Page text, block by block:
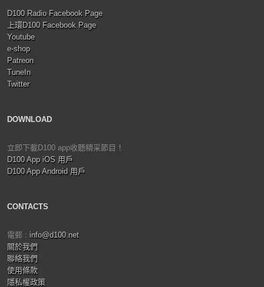
D100 Radio Facebook Page
上環D100 Facebook Page
Youtube
e-shop
Patreon
TuneIn
Twitter
DOWNLOAD
立即下載D100 app收聽精采節目！
D100 App iOS 用戶
D100 App Android 用戶
CONTACTS
電郵 : info@d100.net
關於我們
聯絡我們
使用條款
隱私權政策